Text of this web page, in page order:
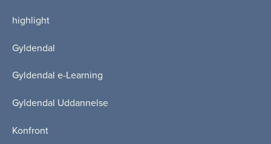
highlight
Gyldendal
Gyldendal e-Learning
Gyldendal Uddannelse
Konfront